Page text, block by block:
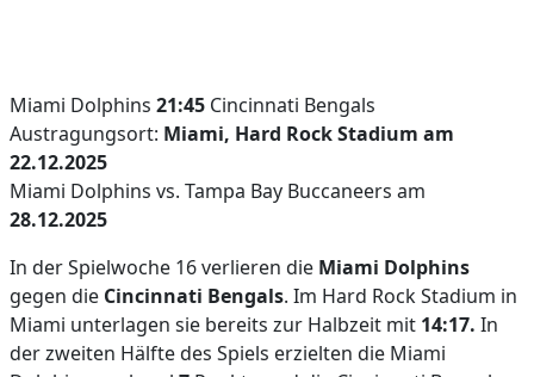
Miami Dolphins 21:45 Cincinnati Bengals
Austragungsort: Miami, Hard Rock Stadium am
22.12.2025
Miami Dolphins vs. Tampa Bay Buccaneers am
28.12.2025
In der Spielwoche 16 verlieren die Miami Dolphins
gegen die Cincinnati Bengals. Im Hard Rock Stadium in
Miami unterlagen sie bereits zur Halbzeit mit 14:17. In
der zweiten Hälfte des Spiels erzielten die Miami